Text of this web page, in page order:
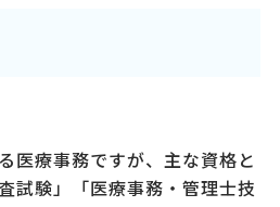
医療事務ですが、主な資格と
試験」「医療事務・管理士技